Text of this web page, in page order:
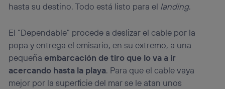
hasta su destino. Todo está listo para el landing.
El “Dependable” procede a deslizar el cable por la
popa y entrega el emisario, en su extremo, a una
pequeñaembarcación de tiro que lo va a ir
acercando hasta la playa. Para que el cable vaya
mejor por la superficie del mar se le atan unos